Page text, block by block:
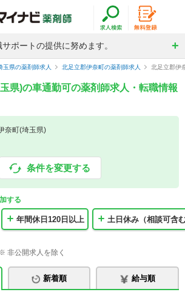
ポートの提供に努めます。
玉県の薬剤師求人 北足立郡伊奈町の薬剤師求人 北足立郡伊
県)の車通勤可の薬剤師求人・転職情報
奈町(埼玉県)
条件を変更する
する
年間休日120日以上 土日休み（相談可含
非公開求人を除く
新着順 給与順